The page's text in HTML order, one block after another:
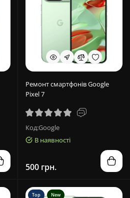
Ремонт смартфонів Google
Pixel 7
Код:Google
В наявності
500 грн.
Top New